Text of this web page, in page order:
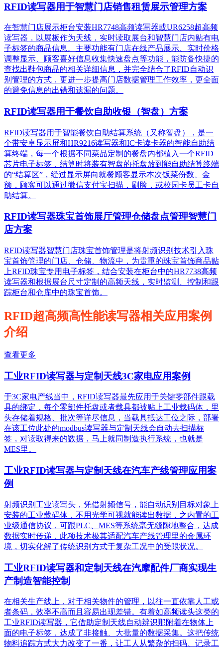
RFID读写器用于智慧门店销售租赁展示管理方案
在智慧门店展示柜台安装HR7748高频读写器或UR6258超高频
读写器，以展板作为天线，实时读取展台和智慧门店内贴有电
子标签的商品信息。主要功能有门店在线产品展示、实时价格
调整显示、顾客喜好信息收集快速盘点等功能，能防备快捷的
查找出鞋包商品的相关详细信息，并完全结合了RFID自动识
别管理的方式，更进一步提高门店数据管理工作效率，更全面
的避免信息的出错和遗漏的问题。
RFID读写器用于餐饮自助收银（智盘）方案
RFID读写器用于智能餐饮自助结算系统（又称智盘），是一
个带安卓显示屏和HR9216读写器和IC卡读卡器的智能自助结
算终端，每一个根据不同菜品定制的餐盘内都植入一个RFID
芯片电子标签，结算时将装有智盘的托盘放到能自助结算终端
的“结算区”，经过显示屏向就餐顾客显示本次饭菜份数、金
额，顾客可以通过微信支付宝扫描，刷脸，或校园卡员工卡自
助结算。
RFID读写器珠宝首饰展厅管理仓储盘点管理智慧门
店方案
RFID读写器智慧门店珠宝首饰管理是将射频识别技术引入珠
宝首饰管理的门店、仓储、物流中，为贵重的珠宝首饰商品贴
上RFID珠宝专用电子标签，结合安装在柜台中的HR7738高频
读写器和根据展台尺寸定制的高频天线，实时监测、控制和跟
踪柜台和仓库中的珠宝首饰。
RFID超高频高性能读写器相关应用案例
介绍
查看更多
工业RFID读写器与定制天线3C家电应用案例
于3C家电产线当中，RFID读写器最先应用于关键零部件跟载
具的绑定，每个零部件托盘或者载具都被贴上工业载码体，里
头存储着规格、批次等详尽信息，当载具抵达工位之际，部署
在该工位此处的modbus读写器与定制天线会自动去扫描标
签，对读取得来的数据，马上就同制造执行系统，也就是
MES里。
工业RFID读写器与定制天线在汽车产线管理应用案
例
射频识别工业读写头，凭借射频信号，能自动识别目标对象上
安装的工业载码体，不用光学可视就能读出数据，之内置的工
业级通信协议，可跟PLC、MES等系统毫无缝隙地整合，达成
数据实时传递，此项技术极其适配汽车产线管理里的金属环
境，切实化解了传统识别方式于复杂工况中的受限状况。
工业RFID读写器和定制天线在汽摩配件厂商实现生
产制造智能控制
在相关生产线上，对于相关物件的管理，以往一直依靠人工或
者条码，效率不高而且容易出现差错。有着如高频读头这类的
工业RFID读写器，它借助定制天线自动辨识那附着在物体上
面的电子标签，达成了非接触、大批量的数据采集。这把传统
物料追踪方式大力改变了一番，让工人从繁杂的扫码、记录工